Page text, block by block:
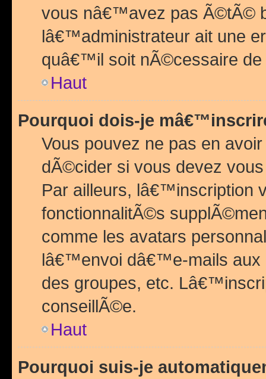
vous nâ€™avez pas Ã©tÃ©
lâ€™administrateur ait une
quâ€™il soit nÃ©cessaire de
Haut
Pourquoi dois-je
Vous pouvez ne pas en
dÃ©cider si vous devez
Par ailleurs, lâ€™inscription
fonctionnalitÃ©s
comme les avatars
lâ€™envoi dâ€™e-mails
des groupes, etc.
conseillÃ©e.
Haut
Pourquoi suis-je